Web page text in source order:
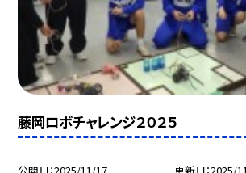
藤岡ロボチャレンジ２０２５